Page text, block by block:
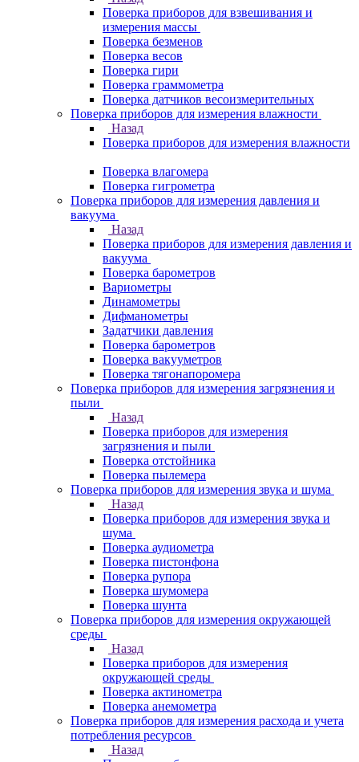
Поверка приборов для взвешивания и
измерения массы
Поверка безменов
Поверка весов
Поверка гири
Поверка граммометра
Поверка датчиков весоизмерительных
Поверка приборов для измерения влажности
Назад
Поверка приборов для измерения влажности
Поверка влагомера
Поверка гигрометра
Поверка приборов для измерения давления и
вакуума
Назад
Поверка приборов для измерения давления и
вакуума
Поверка барометров
Вариометры
Динамометры
Дифманометры
Задатчики давления
Поверка барометров
Поверка вакууметров
Поверка тягонапоромера
Поверка приборов для измерения загрязнения и
пыли
Назад
Поверка приборов для измерения
загрязнения и пыли
Поверка отстойника
Поверка пылемера
Поверка приборов для измерения звука и шума
Назад
Поверка приборов для измерения звука и
шума
Поверка аудиометра
Поверка пистонфона
Поверка рупора
Поверка шумомера
Поверка шунта
Поверка приборов для измерения окружающей
среды
Назад
Поверка приборов для измерения
окружающей среды
Поверка актинометра
Поверка анемометра
Поверка приборов для измерения расхода и учета
потребления ресурсов
Назад